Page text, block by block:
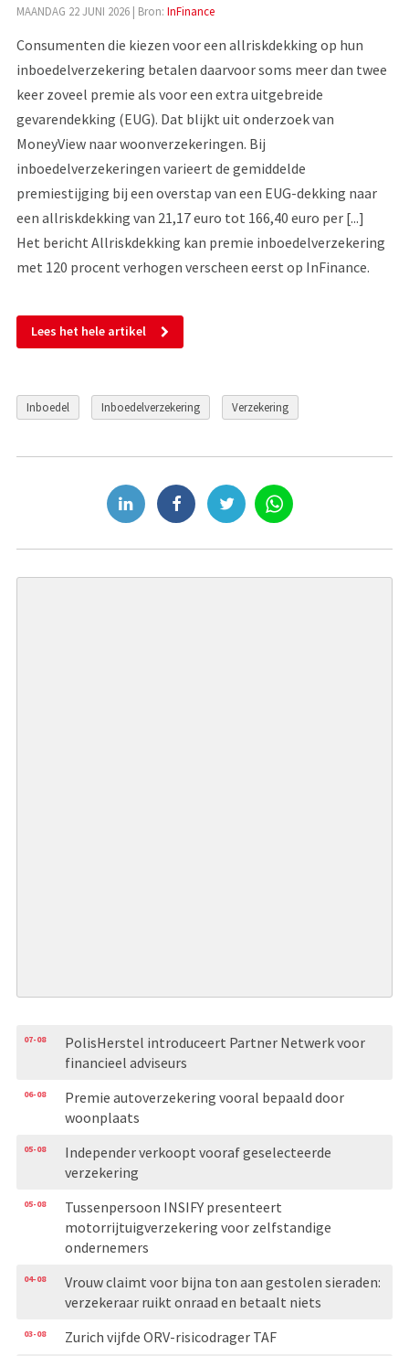
MAANDAG 22 JUNI 2026| Bron: InFinance
Consumenten die kiezen voor een allriskdekking op hun
inboedelverzekering betalen daarvoor soms meer dan twee
keer zoveel premie als voor een extra uitgebreide
gevarendekking (EUG). Dat blijkt uit onderzoek van
MoneyView naar woonverzekeringen. Bij
inboedelverzekeringen varieert de gemiddelde
premiestijging bij een overstap van een EUG-dekking naar
een allriskdekking van 21,17 euro tot 166,40 euro per [...]
Het bericht Allriskdekking kan premie inboedelverzekering
met 120 procent verhogen verscheen eerst op InFinance.
Lees het hele artikel
Inboedel Inboedelverzekering Verzekering
07-08
PolisHerstel introduceert Partner Netwerk voor
financieel adviseurs
06-08
Premie autoverzekering vooral bepaald door
woonplaats
05-08
Independer verkoopt vooraf geselecteerde
verzekering
05-08
Tussenpersoon INSIFY presenteert
motorrijtuigverzekering voor zelfstandige
ondernemers
04-08
Vrouw claimt voor bijna ton aan gestolen sieraden:
verzekeraar ruikt onraad en betaalt niets
03-08 Zurich vijfde ORV-risicodrager TAF